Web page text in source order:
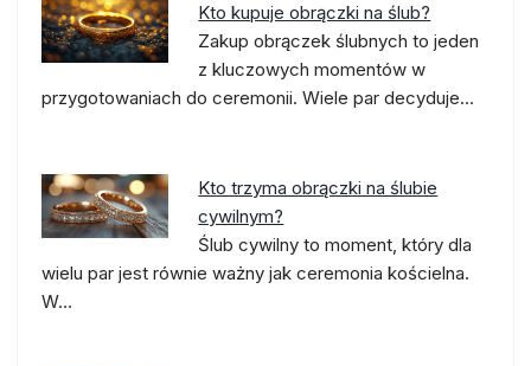
Kto kupuje obrączki na ślub?
Zakup obrączek ślubnych to jeden
z kluczowych momentów w
przygotowaniach do ceremonii. Wiele par decyduje…
Kto trzyma obrączki na ślubie
cywilnym?
Ślub cywilny to moment, który dla
wielu par jest równie ważny jak ceremonia kościelna.
W…